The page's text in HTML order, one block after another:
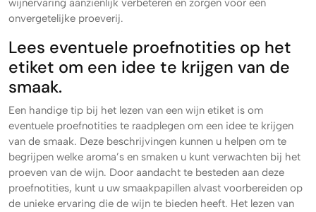
wijnervaring aanzienlijk verbeteren en zorgen voor een
onvergetelijke proeverij.
Lees eventuele proefnotities op het
etiket om een idee te krijgen van de
smaak.
Een handige tip bij het lezen van een wijn etiket is om
eventuele proefnotities te raadplegen om een idee te krijgen
van de smaak. Deze beschrijvingen kunnen u helpen om te
begrijpen welke aroma’s en smaken u kunt verwachten bij het
proeven van de wijn. Door aandacht te besteden aan deze
proefnotities, kunt u uw smaakpapillen alvast voorbereiden op
de unieke ervaring die de wijn te bieden heeft. Het lezen van